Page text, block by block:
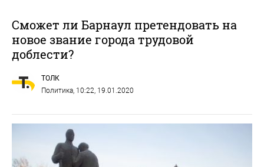
Сможет ли Барнаул претендовать на
новое звание города трудовой
доблести?
ТОЛК
Политика , 10:22, 19.01.2020